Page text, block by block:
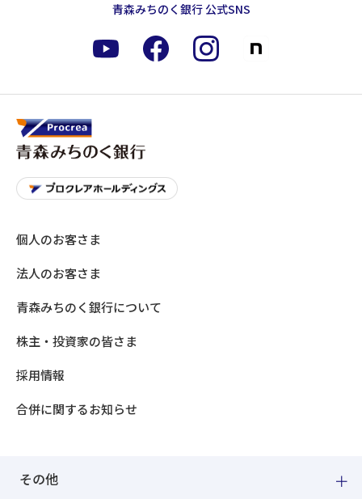
青森みちのく銀行 公式SNS
個人のお客さま
法人のお客さま
青森みちのく銀行について
株主・投資家の皆さま
採用情報
合併に関するお知らせ
その他